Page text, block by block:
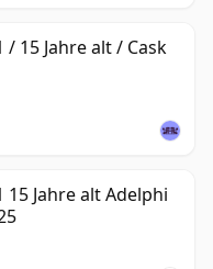
/ 15 Jahre alt / Cask
15 Jahre alt Adelphi